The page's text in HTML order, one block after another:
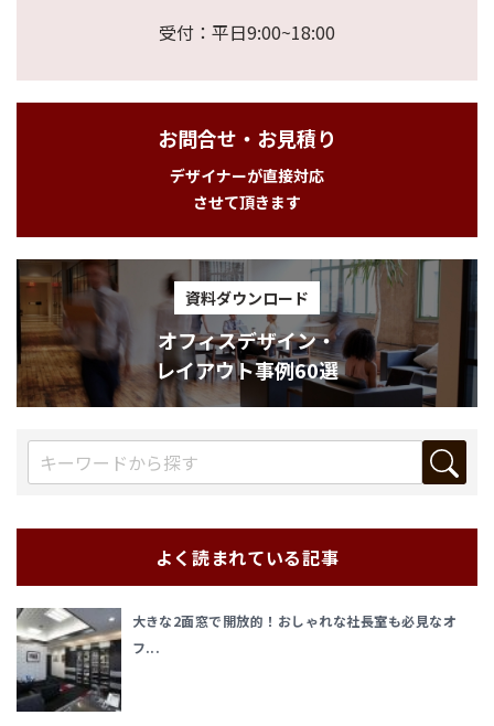
受付：平日9:00~18:00
お問合せ・お見積り
デザイナーが直接対応
させて頂きます
資料ダウンロード
オフィスデザイン・
レイアウト事例60選
よく読まれている記事
大きな2面窓で開放的！おしゃれな社長室も必見なオ
フ...